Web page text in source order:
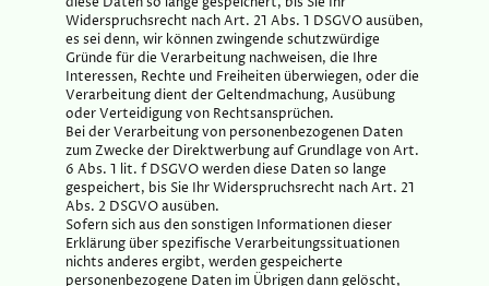
Widerspruchsrecht nach Art. 21 Abs. 1 DSGVO ausüben,
es sei denn, wir können zwingende schutzwürdige
Gründe für die Verarbeitung nachweisen, die Ihre
Interessen, Rechte und Freiheiten überwiegen, oder die
Verarbeitung dient der Geltendmachung, Ausübung
oder Verteidigung von Rechtsansprüchen.
Bei der Verarbeitung von personenbezogenen Daten
zum Zwecke der Direktwerbung auf Grundlage von Art.
6 Abs. 1 lit. f DSGVO werden diese Daten so lange
gespeichert, bis Sie Ihr Widerspruchsrecht nach Art. 21
Abs. 2 DSGVO ausüben.
Sofern sich aus den sonstigen Informationen dieser
Erklärung über spezifische Verarbeitungssituationen
nichts anderes ergibt, werden gespeicherte
personenbezogene Daten im Übrigen dann gelöscht,